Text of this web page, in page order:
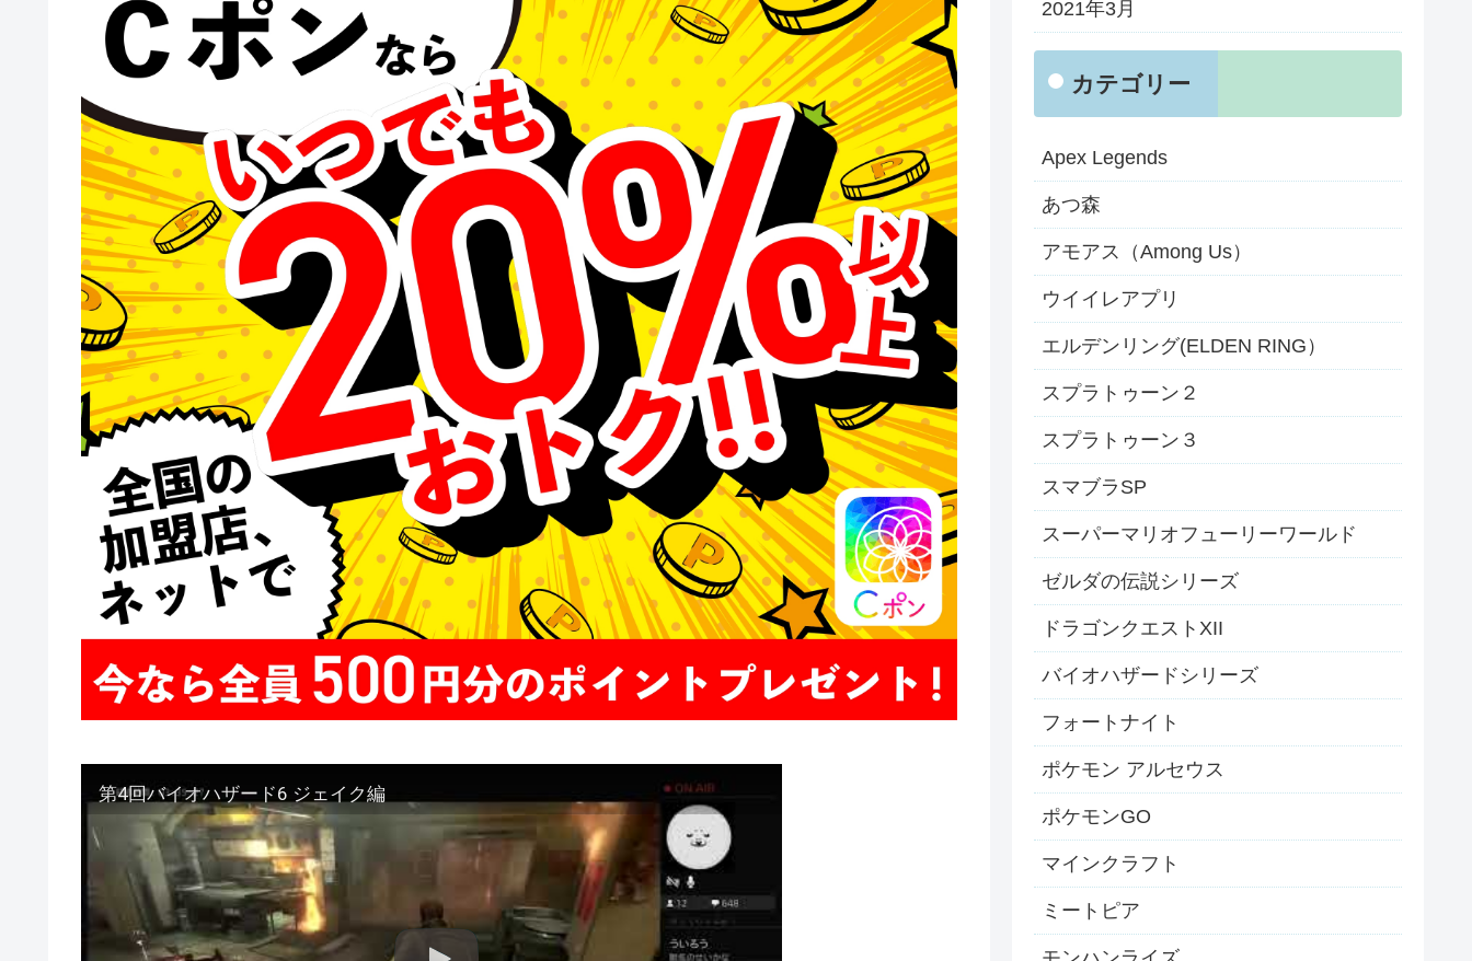
第4回バイオハザード6 ジェイク編
2021年3月
カテゴリー
Apex Legends
あつ森
アモアス（Among Us）
ウイイレアプリ
エルデンリング(ELDEN RING）
スプラトゥーン２
スプラトゥーン３
スマブラSP
スーパーマリオフューリーワールド
ゼルダの伝説シリーズ
ドラゴンクエストXII
バイオハザードシリーズ
フォートナイト
ポケモン アルセウス
ポケモンGO
マインクラフト
ミートピア